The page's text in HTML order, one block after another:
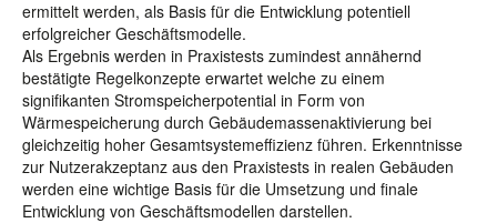
ermittelt werden, als Basis für die Entwicklung potentiell
erfolgreicher Geschäftsmodelle.
Als Ergebnis werden in Praxistests zumindest annähernd
bestätigte Regelkonzepte erwartet welche zu einem
signifikanten Stromspeicherpotential in Form von
Wärmespeicherung durch Gebäudemassenaktivierung bei
gleichzeitig hoher Gesamtsystemeffizienz führen. Erkenntnisse
zur Nutzerakzeptanz aus den Praxistests in realen Gebäuden
werden eine wichtige Basis für die Umsetzung und finale
Entwicklung von Geschäftsmodellen darstellen.